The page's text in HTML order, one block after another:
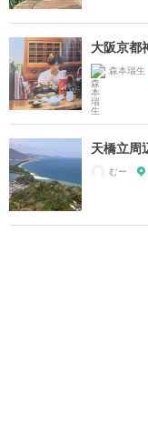
大阪京都
森本瑞生
天橋立周
むー